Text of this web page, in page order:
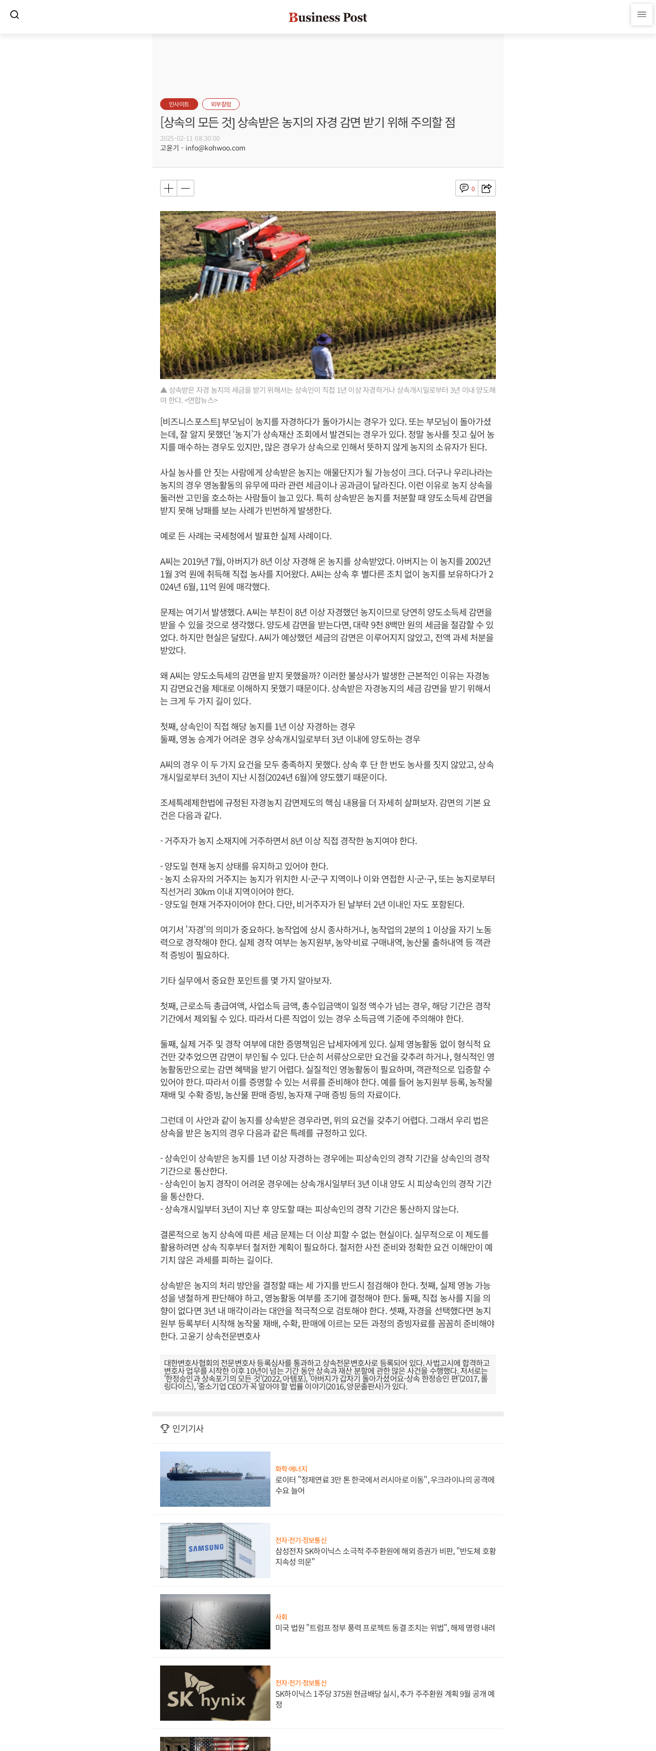
인사이트 외부칼럼
[상속의 모든 것] 상속받은 농지의 자경 감면 받기 위해 주의할 점
2025-02-11 08:30:00
고윤기 - info@kohwoo.com
0
▲ 상속받은 자경 농지의 세금을 받기 위해서는 상속인이 직접 1년 이상 자경하거나 상속개시일로부터 3년 이내 양도해
야 한다. <연합뉴스>
[비즈니스포스트] 부모님이 농지를 자경하다가 돌아가시는 경우가 있다. 또는 부모님이 돌아가셨
는데, 잘 알지 못했던 ‘농지’가 상속재산 조회에서 발견되는 경우가 있다. 정말 농사를 짓고 싶어 농
지를 매수하는 경우도 있지만, 많은 경우가 상속으로 인해서 뜻하지 않게 농지의 소유자가 된다.
사실 농사를 안 짓는 사람에게 상속받은 농지는 애물단지가 될 가능성이 크다. 더구나 우리나라는
농지의 경우 영농활동의 유무에 따라 관련 세금이나 공과금이 달라진다. 이런 이유로 농지 상속을
둘러싼 고민을 호소하는 사람들이 늘고 있다. 특히 상속받은 농지를 처분할 때 양도소득세 감면을
받지 못해 낭패를 보는 사례가 빈번하게 발생한다.
예로 든 사례는 국세청에서 발표한 실제 사례이다.
A씨는 2019년 7월, 아버지가 8년 이상 자경해 온 농지를 상속받았다. 아버지는 이 농지를 2002년
1월 3억 원에 취득해 직접 농사를 지어왔다. A씨는 상속 후 별다른 조치 없이 농지를 보유하다가 2
024년 6월, 11억 원에 매각했다.
문제는 여기서 발생했다. A씨는 부친이 8년 이상 자경했던 농지이므로 당연히 양도소득세 감면을
받을 수 있을 것으로 생각했다. 양도세 감면을 받는다면, 대략 9천 8백만 원의 세금을 절감할 수 있
었다. 하지만 현실은 달랐다. A씨가 예상했던 세금의 감면은 이루어지지 않았고, 전액 과세 처분을
받았다.
왜 A씨는 양도소득세의 감면을 받지 못했을까? 이러한 불상사가 발생한 근본적인 이유는 자경농
지 감면요건을 제대로 이해하지 못했기 때문이다. 상속받은 자경농지의 세금 감면을 받기 위해서
는 크게 두 가지 길이 있다.
첫째, 상속인이 직접 해당 농지를 1년 이상 자경하는 경우
둘째, 영농 승계가 어려운 경우 상속개시일로부터 3년 이내에 양도하는 경우
A씨의 경우 이 두 가지 요건을 모두 충족하지 못했다. 상속 후 단 한 번도 농사를 짓지 않았고, 상속
개시일로부터 3년이 지난 시점(2024년 6월)에 양도했기 때문이다.
조세특례제한법에 규정된 자경농지 감면제도의 핵심 내용을 더 자세히 살펴보자. 감면의 기본 요
건은 다음과 같다.
- 거주자가 농지 소재지에 거주하면서 8년 이상 직접 경작한 농지여야 한다.
- 양도일 현재 농지 상태를 유지하고 있어야 한다.
- 농지 소유자의 거주지는 농지가 위치한 시·군·구 지역이나 이와 연접한 시·군·구, 또는 농지로부터
직선거리 30km 이내 지역이어야 한다.
- 양도일 현재 거주자이어야 한다. 다만, 비거주자가 된 날부터 2년 이내인 자도 포함된다.
여기서 '자경'의 의미가 중요하다. 농작업에 상시 종사하거나, 농작업의 2분의 1 이상을 자기 노동
력으로 경작해야 한다. 실제 경작 여부는 농지원부, 농약·비료 구매내역, 농산물 출하내역 등 객관
적 증빙이 필요하다.
기타 실무에서 중요한 포인트를 몇 가지 알아보자.
첫째, 근로소득 총급여액, 사업소득 금액, 총수입금액이 일정 액수가 넘는 경우, 해당 기간은 경작
기간에서 제외될 수 있다. 따라서 다른 직업이 있는 경우 소득금액 기준에 주의해야 한다.
둘째, 실제 거주 및 경작 여부에 대한 증명책임은 납세자에게 있다. 실제 영농활동 없이 형식적 요
건만 갖추었으면 감면이 부인될 수 있다. 단순히 서류상으로만 요건을 갖추려 하거나, 형식적인 영
농활동만으로는 감면 혜택을 받기 어렵다. 실질적인 영농활동이 필요하며, 객관적으로 입증할 수
있어야 한다. 따라서 이를 증명할 수 있는 서류를 준비해야 한다. 예를 들어 농지원부 등록, 농작물
재배 및 수확 증빙, 농산물 판매 증빙, 농자재 구매 증빙 등의 자료이다.
그런데 이 사안과 같이 농지를 상속받은 경우라면, 위의 요건을 갖추기 어렵다. 그래서 우리 법은
상속을 받은 농지의 경우 다음과 같은 특례를 규정하고 있다.
- 상속인이 상속받은 농지를 1년 이상 자경하는 경우에는 피상속인의 경작 기간을 상속인의 경작
기간으로 통산한다.
- 상속인이 농지 경작이 어려운 경우에는 상속개시일부터 3년 이내 양도 시 피상속인의 경작 기간
을 통산한다.
- 상속개시일부터 3년이 지난 후 양도할 때는 피상속인의 경작 기간은 통산하지 않는다.
결론적으로 농지 상속에 따른 세금 문제는 더 이상 피할 수 없는 현실이다. 실무적으로 이 제도를
활용하려면 상속 직후부터 철저한 계획이 필요하다. 철저한 사전 준비와 정확한 요건 이해만이 예
기치 않은 과세를 피하는 길이다.
상속받은 농지의 처리 방안을 결정할 때는 세 가지를 반드시 점검해야 한다. 첫째, 실제 영농 가능
성을 냉철하게 판단해야 하고, 영농활동 여부를 조기에 결정해야 한다. 둘째, 직접 농사를 지을 의
향이 없다면 3년 내 매각이라는 대안을 적극적으로 검토해야 한다. 셋째, 자경을 선택했다면 농지
원부 등록부터 시작해 농작물 재배, 수확, 판매에 이르는 모든 과정의 증빙자료를 꼼꼼히 준비해야
한다. 고윤기 상속전문변호사
대한변호사협회의 전문변호사 등록심사를 통과하고 상속전문변호사로 등록되어 있다. 사법고시에 합격하고
변호사 업무를 시작한 이후 10년이 넘는 기간 동안 상속과 재산 분할에 관한 많은 사건을 수행했다. 저서로는
'한정승인과 상속포기의 모든 것'(2022, 아템포), '아버지가 갑자기 돌아가셨어요-상속 한정승인 편'(2017, 롤
링다이스), '중소기업 CEO가 꼭 알아야 할 법률 이야기(2016, 양문출판사)가 있다.
인기기사
화학·에너지
로이터 "정제연료 3만 톤 한국에서 러시아로 이동", 우크라이나의 공격에
수요 늘어
전자·전기·정보통신
삼성전자 SK하이닉스 소극적 주주환원에 해외 증권가 비판, "반도체 호황
지속성 의문"
사회
미국 법원 "트럼프 정부 풍력 프로젝트 동결 조치는 위법", 해제 명령 내려
전자·전기·정보통신
SK하이닉스 1주당 375원 현금배당 실시, 추가 주주환원 계획 9월 공개 예
정